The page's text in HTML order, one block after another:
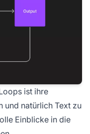
ist ihre
und natürlich Text zu
Einblicke in die